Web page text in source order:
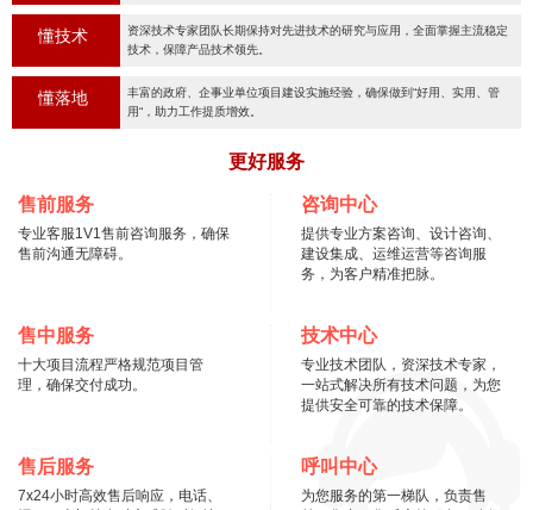
懂技术
资深技术专家团队长期保持对先进技术的研究与应用，全面掌握主流稳定
技术，保障产品技术领先。
懂落地
丰富的政府、企事业单位项目建设实施经验，确保做到“好用、实用、管
用“，助力工作提质增效。
更好服务
售前服务
专业客服1V1售前咨询服务，确保
售前沟通无障碍。
咨询中心
提供专业方案咨询、设计咨询、
建设集成、运维运营等咨询服
务，为客户精准把脉。
售中服务
十大项目流程严格规范项目管
理，确保交付成功。
技术中心
专业技术团队，资深技术专家，
一站式解决所有技术问题，为您
提供安全可靠的技术保障。
售后服务
7x24小时高效售后响应，电话、
呼叫中心
为您服务的第一梯队，负责售